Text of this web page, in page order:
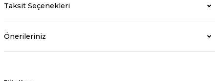
Taksit Seçenekleri
Önerileriniz